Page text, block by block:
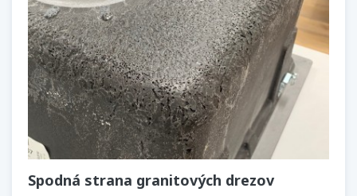
Spodná strana granitových drezov